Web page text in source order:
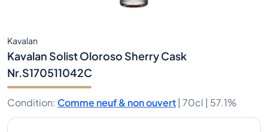
Kavalan
Kavalan Solist Oloroso Sherry Cask
Nr.S170511042C
Condition: Comme neuf & non ouvert | 70cl | 57.1%